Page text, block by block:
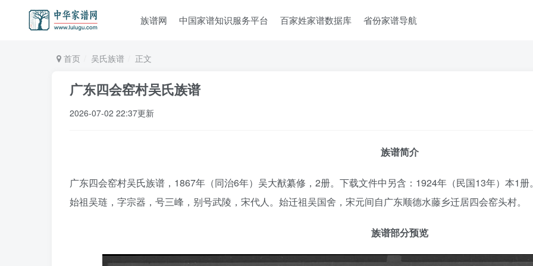
族谱网 中国家谱知识服务平台 百家姓家谱数据库 省份家谱导航
首页 吴氏族谱 正文
广东四会窑村吴氏族谱
2026-07-02 22:37更新
族谱简介
广东四会窑村吴氏族谱，1867年（同治6年）吴大猷纂修，2册。下载文件中另含：1924年（民国13年）本1册
始祖吴琏，字宗器，号三峰，别号武陵，宋代人。始迁祖吴国舍，宋元间自广东顺德水藤乡迁居四会窑头村。
族谱部分预览